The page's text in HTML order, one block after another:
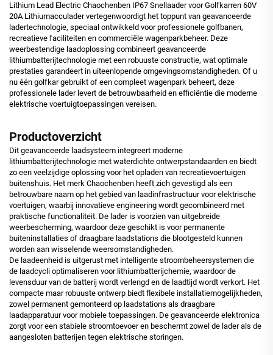
Lithium Lead Electric Chaochenben IP67 Snellaader voor Golfkarren 60V
20A Lithiumacculader vertegenwoordigt het toppunt van geavanceerde
ladertechnologie, speciaal ontwikkeld voor professionele golfbanen,
recreatieve faciliteiten en commerciële wagenparkbeheer. Deze
weerbestendige laadoplossing combineert geavanceerde
lithiumbatterijtechnologie met een robuuste constructie, wat optimale
prestaties garandeert in uiteenlopende omgevingsomstandigheden. Of u
nu één golfkar gebruikt of een compleet wagenpark beheert, deze
professionele lader levert de betrouwbaarheid en efficiëntie die moderne
elektrische voertuigtoepassingen vereisen.
Productoverzicht
Dit geavanceerde laadsysteem integreert moderne
lithiumbatterijtechnologie met waterdichte ontwerpstandaarden en biedt
zo een veelzijdige oplossing voor het opladen van recreatievoertuigen
buitenshuis. Het merk Chaochenben heeft zich gevestigd als een
betrouwbare naam op het gebied van laadinfrastructuur voor elektrische
voertuigen, waarbij innovatieve engineering wordt gecombineerd met
praktische functionaliteit. De lader is voorzien van uitgebreide
weerbescherming, waardoor deze geschikt is voor permanente
buiteninstallaties of draagbare laadstations die blootgesteld kunnen
worden aan wisselende weersomstandigheden.
De laadeenheid is uitgerust met intelligente stroombeheersystemen die
de laadcycli optimaliseren voor lithiumbatterijchemie, waardoor de
levensduur van de batterij wordt verlengd en de laadtijd wordt verkort. Het
compacte maar robuuste ontwerp biedt flexibele installatiemogelijkheden,
zowel permanent gemonteerd op laadstations als draagbare
laadapparatuur voor mobiele toepassingen. De geavanceerde elektronica
zorgt voor een stabiele stroomtoevoer en beschermt zowel de lader als de
aangesloten batterijen tegen elektrische storingen.